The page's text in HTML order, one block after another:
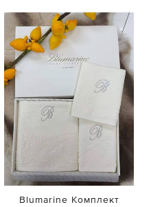
Blumarine Комплект